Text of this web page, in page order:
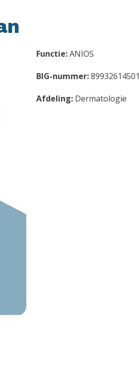
Functie:ANIOS
BIG-nummer:89932614501
Afdeling:Dermatologie